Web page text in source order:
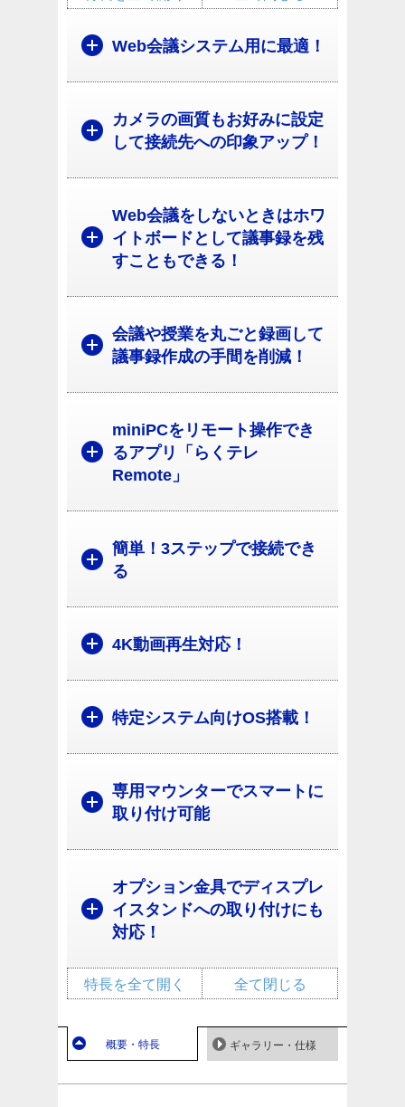
Web会議システム用に最適！
カメラの画質もお好みに設定
して接続先への印象アップ！
Web会議をしないときはホワ
イトボードとして議事録を残
すこともできる！
会議や授業を丸ごと録画して
議事録作成の手間を削減！
miniPCをリモート操作でき
るアプリ「らくテレ
Remote」
簡単！3ステップで接続でき
る
4K動画再生対応！
特定システム向けOS搭載！
専用マウンターでスマートに
取り付け可能
オプション金具でディスプレ
イスタンドへの取り付けにも
対応！
全て閉じる
特長を全て開く
概要・特長 ギャラリー・仕様